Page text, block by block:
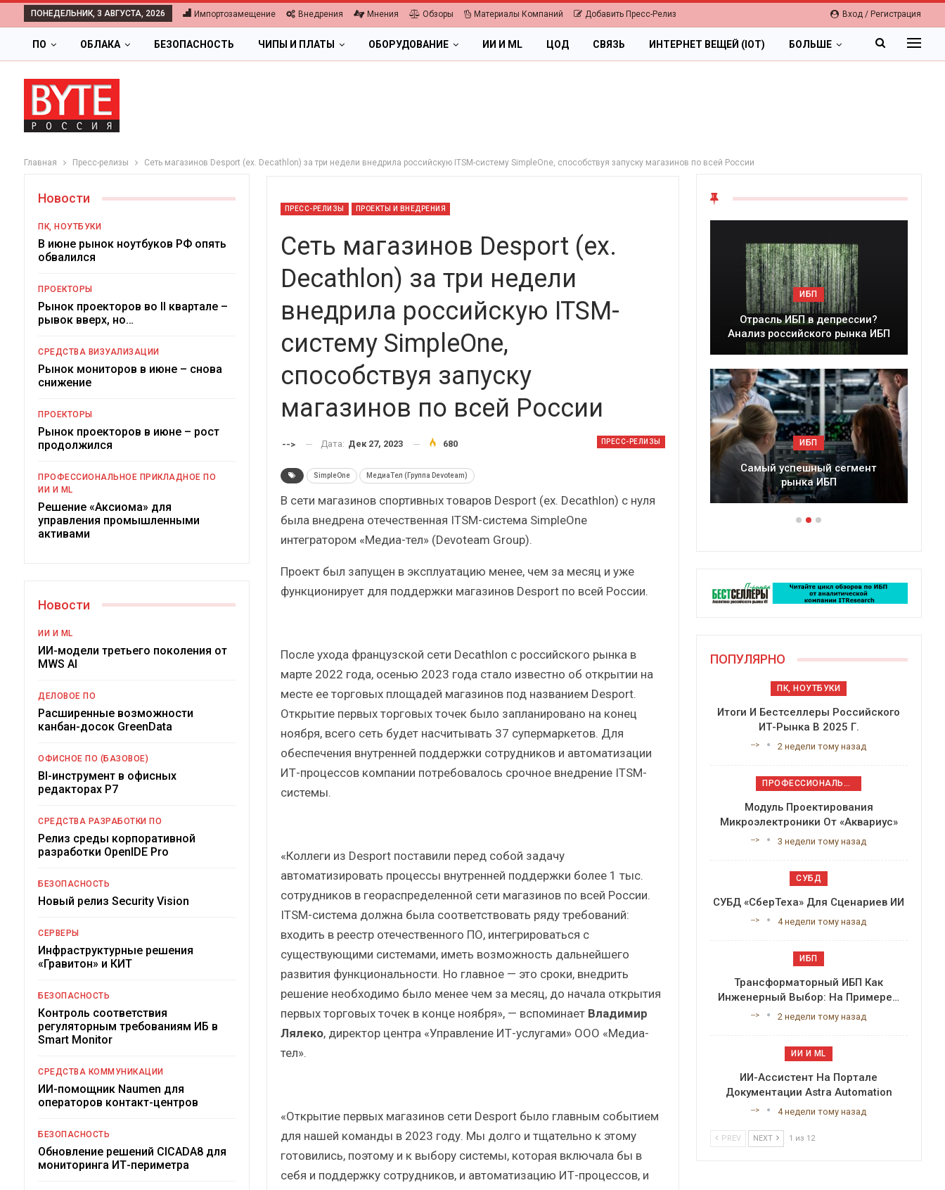
Вход / Регистрация
ПОНЕДЕЛЬНИК, 3 АВГУСТА, 2026 Импортозамещение Внедрения Мнения Обзоры Материалы Компаний Добавить Пресс-Релиз
ПО ОБЛАКА БЕЗОПАСНОСТЬ ЧИПЫ И ПЛАТЫ ОБОРУДОВАНИЕ ИИ И ML ЦОД СВЯЗЬ ИНТЕРНЕТ ВЕЩЕЙ (IOT) БОЛЬШЕ
Главная Пресс-релизы Сеть магазинов Desport (ex. Decathlon) за три недели внедрила российскую ITSM-систему SimpleOne, способствуя запуску магазинов по всей России
ПРЕСС-РЕЛИЗЫ ПРОЕКТЫ И ВНЕДРЕНИЯ
Сеть магазинов Desport (ex.
Decathlon) за три недели
внедрила российскую ITSM-
систему SimpleOne,
способствуя запуску
магазинов по всей России
ПРЕСС-РЕЛИЗЫ
--> Дата: Дек 27, 2023 680
SimpleOne МедиаТел (Группа Devoteam)
В сети магазинов спортивных товаров Desport (ex. Decathlon) с нуля
была внедрена отечественная ITSM-система SimpleOne
интегратором «Медиа-тел» (Devoteam Group).
Проект был запущен в эксплуатацию менее, чем за месяц и уже
функционирует для поддержки магазинов Desport по всей России.
После ухода французской сети Decathlon с российского рынка в
марте 2022 года, осенью 2023 года стало известно об открытии на
месте ее торговых площадей магазинов под названием Desport.
Открытие первых торговых точек было запланировано на конец
ноября, всего сеть будет насчитывать 37 супермаркетов. Для
обеспечения внутренней поддержки сотрудников и автоматизации
ИТ-процессов компании потребовалось срочное внедрение ITSM-
системы.
«Коллеги из Desport поставили перед собой задачу
автоматизировать процессы внутренней поддержки более 1 тыс.
сотрудников в геораспределенной сети магазинов по всей России.
ITSM-система должна была соответствовать ряду требований:
входить в реестр отечественного ПО, интегрироваться с
существующими системами, иметь возможность дальнейшего
развития функциональности. Но главное — это сроки, внедрить
решение необходимо было менее чем за месяц, до начала открытия
первых торговых точек в конце ноября», — вспоминает Владимир
Лялеко, директор центра «Управление ИТ-услугами» ООО «Медиа-
тел».
«Открытие первых магазинов сети Desport было главным событием
для нашей команды в 2023 году. Мы долго и тщательно к этому
готовились, поэтому и к выбору системы, которая включала бы в
себя и поддержку сотрудников, и автоматизацию ИТ-процессов, и
Новости
ПК, НОУТБУКИ
В июне рынок ноутбуков РФ опять
обвалился
ПРОЕКТОРЫ
Рынок проекторов во II квартале –
рывок вверх, но…
СРЕДСТВА ВИЗУАЛИЗАЦИИ
Рынок мониторов в июне – снова
снижение
ПРОЕКТОРЫ
Рынок проекторов в июне – рост
продолжился
ПРОФЕССИОНАЛЬНОЕ ПРИКЛАДНОЕ ПО
ИИ И ML
Решение «Аксиома» для
управления промышленными
активами
Новости
ИИ И ML
ИИ-модели третьего поколения от
MWS AI
ДЕЛОВОЕ ПО
Расширенные возможности
канбан-досок GreenData
ОФИСНОЕ ПО (БАЗОВОЕ)
BI-инструмент в офисных
редакторах Р7
СРЕДСТВА РАЗРАБОТКИ ПО
Релиз среды корпоративной
разработки OpenIDE Pro
БЕЗОПАСНОСТЬ
Новый релиз Security Vision
СЕРВЕРЫ
Инфраструктурные решения
«Гравитон» и КИТ
БЕЗОПАСНОСТЬ
Контроль соответствия
регуляторным требованиям ИБ в
Smart Monitor
СРЕДСТВА КОММУНИКАЦИИ
ИИ-помощник Naumen для
операторов контакт-центров
БЕЗОПАСНОСТЬ
Обновление решений CICADA8 для
мониторинга ИТ-периметра
Цифровая экономика 2026.
Краткий статистический
российский рынок ИБП?
ПК, НОУТБУКИ
Итоги и Бестселлеры
российского ИТ-рынка в 2025 г.
ИБП
Отрасль ИБП в депрессии?
Часть II.
Отрасль ИБП в депрессии?
ИБП
ОБЛАКА
Цифровая экономика 2026.
Краткий статистический
сборник от…
ИБП
Подкосят ли глобальные угрозы
российский рынок ИБП?
ПОПУЛЯРНО
ПК, НОУТБУКИ
Итоги И Бестселлеры Российского
ИТ-Рынка В 2025 Г.
--> 2 недели тому назад
ПРОФЕССИОНАЛЬНОЕ ПРИКЛАДНОЕ ПО
Модуль Проектирования
Микроэлектроники От «Аквариус»
--> 3 недели тому назад
СУБД
СУБД «СберТеха» Для Сценариев ИИ
--> 4 недели тому назад
ИБП
Трансформаторный ИБП Как
Инженерный Выбор: На Примере…
--> 2 недели тому назад
ИИ И ML
ИИ-Ассистент На Портале
Документации Astra Automation
--> 4 недели тому назад
PREV NEXT 1 из 12